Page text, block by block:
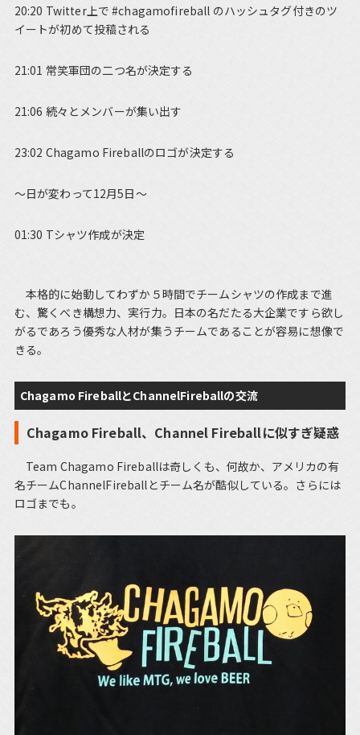
20:20 Twitter上で #chagamofireball のハッシュタグ付きのツ
イートが初めて投稿される
21:01 常笑軍団の二つ名が決定する
21:06 続々とメンバーが集い出す
23:02 Chagamo Fireballのロゴが決定する
～日が変わって12月5日～
01:30 Tシャツ作成が決定
本格的に始動してわずか５時間でチームシャツの作成まで進
む、驚くべき構想力、実行力。日本の名だたる大企業ですら欲し
がるであろう優秀な人材が集うチームであることが容易に想像で
きる。
Chagamo FireballとChannelFireballの交流
Chagamo Fireball、Channel Fireballに似すぎ疑惑
Team Chagamo Fireballは奇しくも、何故か、アメリカの有
名チームChannelFireballとチーム名が酷似している。さらには
ロゴまでも。